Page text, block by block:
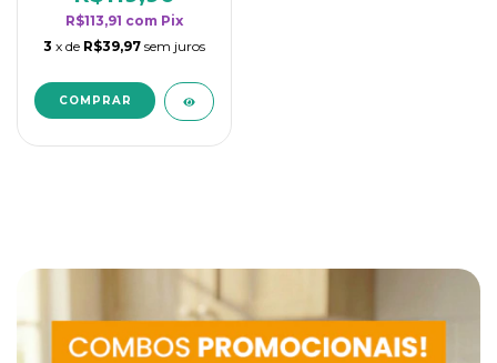
R$113,91 com Pix
3 x de R$39,97 sem juros